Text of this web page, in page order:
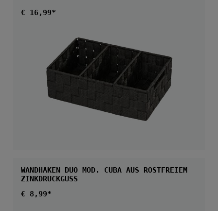
Regulärer Preis:
€ 16,99*
WANDHAKEN DUO MOD. CUBA AUS ROSTFREIEM
ZINKDRUCKGUSS
Regulärer Preis:
€ 8,99*